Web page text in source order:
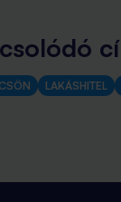
LAKÁSHITEL